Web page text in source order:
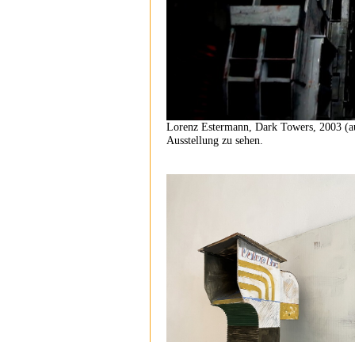
Lorenz Estermann, Dark Towers, 2003
Ausstellung zu sehen.